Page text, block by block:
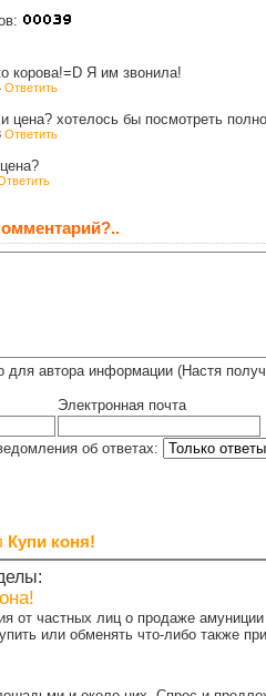
корова!=D Я им звонила!
Ответить
и цена? хотелось бы посмотреть
Ответить
для автора информации (Настя
Электронная почта
об ответах:
Купи коня!
от частных лиц о продаже
или обменять что-либо также